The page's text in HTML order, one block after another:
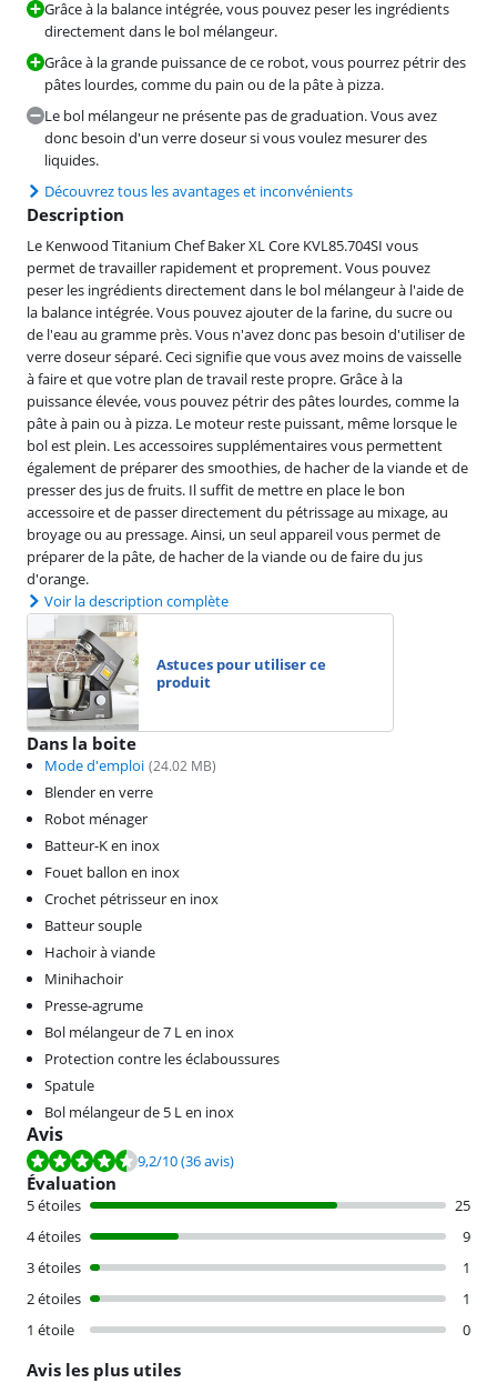
Grâce à la balance intégrée, vous pouvez peser les ingrédients
directement dans le bol mélangeur.
Grâce à la grande puissance de ce robot, vous pourrez pétrir des
pâtes lourdes, comme du pain ou de la pâte à pizza.
Le bol mélangeur ne présente pas de graduation. Vous avez
donc besoin d'un verre doseur si vous voulez mesurer des
liquides.
Découvrez tous les avantages et inconvénients
Description
Le Kenwood Titanium Chef Baker XL Core KVL85.704SI vous
permet de travailler rapidement et proprement. Vous pouvez
peser les ingrédients directement dans le bol mélangeur à l'aide de
la balance intégrée. Vous pouvez ajouter de la farine, du sucre ou
de l'eau au gramme près. Vous n'avez donc pas besoin d'utiliser de
verre doseur séparé. Ceci signifie que vous avez moins de vaisselle
à faire et que votre plan de travail reste propre. Grâce à la
puissance élevée, vous pouvez pétrir des pâtes lourdes, comme la
pâte à pain ou à pizza. Le moteur reste puissant, même lorsque le
bol est plein. Les accessoires supplémentaires vous permettent
également de préparer des smoothies, de hacher de la viande et de
presser des jus de fruits. Il suffit de mettre en place le bon
accessoire et de passer directement du pétrissage au mixage, au
broyage ou au pressage. Ainsi, un seul appareil vous permet de
préparer de la pâte, de hacher de la viande ou de faire du jus
d'orange.
Voir la description complète
Astuces pour utiliser ce
produit
Dans la boite
Mode d'emploi (24.02 MB)
Blender en verre
Robot ménager
Batteur-K en inox
Fouet ballon en inox
Crochet pétrisseur en inox
Batteur souple
Hachoir à viande
Minihachoir
Presse-agrume
Bol mélangeur de 7 L en inox
Protection contre les éclaboussures
Spatule
Bol mélangeur de 5 L en inox
Avis
La note est de 9,2 sur 10, basée sur 36 avis.
9,2/10(36 avis)
Évaluation
5 étoiles
25
4 étoiles
9
3 étoiles
1
2 étoiles
1
1 étoile
0
Avis les plus utiles